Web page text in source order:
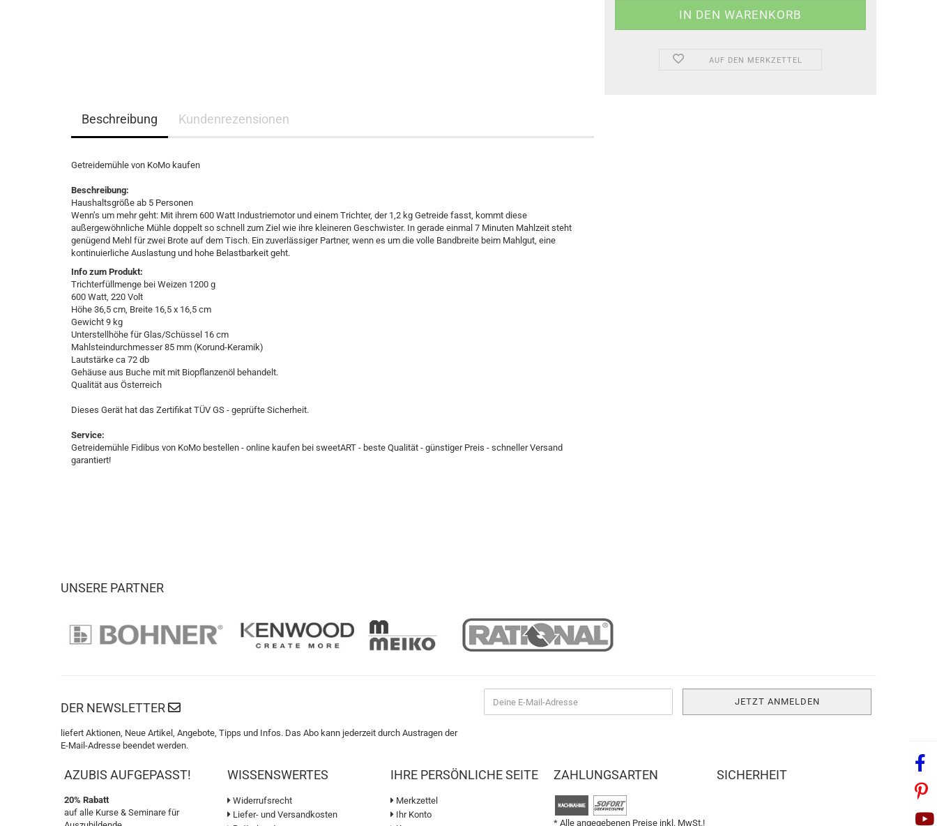
AUF DEN MERKZETTEL
Beschreibung Kundenrezensionen
Getreidemühle von KoMo kaufen
Beschreibung:
Haushaltsgröße ab 5 Personen​
Wenn’s um mehr geht: Mit ihrem 600 Watt Industriemotor und einem Trichter, der 1,2 kg Getreide fasst, kommt diese
außergewöhnliche Mühle doppelt so schnell zum Ziel wie ihre kleineren Geschwister. In gerade einmal 7 Minuten Mahlzeit steht
genügend Mehl für zwei Brote auf dem Tisch. Ein zuverlässiger Partner, wenn es um die volle Bandbreite beim Mahlgut, eine
kontinuierliche Auslastung und hohe Belastbarkeit geht.
Info zum Produkt:
Trichterfüllmenge bei Weizen 1200 g
600 Watt, 220 Volt
Höhe 36,5 cm, Breite 16,5 x 16,5 cm
Gewicht 9 kg
Unterstellhöhe für Glas/Schüssel 16 cm
Mahlsteindurchmesser 85 mm (Korund-Keramik)
Lautstärke ca 72 db
Gehäuse aus Buche mit mit Biopflanzenöl behandelt.
Qualität aus Österreich
​Dieses Gerät hat das Zertifikat TÜV GS - geprüfte Sicherheit.
Service:
Getreidemühle Fidibus von KoMo bestellen - online kaufen bei sweetART - beste Qualität - günstiger Preis - schneller Versand
garantiert!
UNSERE PARTNER
DER NEWSLETTER
liefert Aktionen, Neue Artikel, Angebote, Tipps und Infos. Das Abo kann jederzeit durch Austragen der
E-Mail-Adresse beendet werden.
AZUBIS AUFGEPASST!
20% Rabatt
auf alle Kurse & Seminare für
WISSENSWERTES
Widerrufsrecht
Liefer- und Versandkosten
IHRE PERSÖNLICHE SEITE
Merkzettel
Ihr Konto
ZAHLUNGSARTEN
* Alle angegebenen Preise inkl. MwSt.!
SICHERHEIT